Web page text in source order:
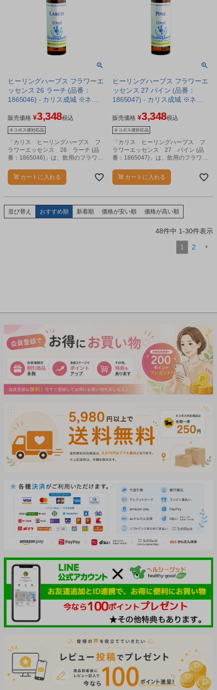
ヒーリングハーブス フラワーエ
ッセンス 26 ラーチ (品番：
1865046) - カリス成城 ※ネコ
販売価格 ¥3,348税込
ネコポス便対応品
「カリス ヒーリングハーブス フ
ラワーエッセンス 26 ラーチ (品
番：1865046)」は、飲用のフラワー
カートに入れる
ヒーリングハーブス フラワーエ
ッセンス 27 パイン (品番：
1865047) - カリス成城 ※ネコ
販売価格 ¥3,348税込
ネコポス便対応品
「カリス ヒーリングハーブス フ
ラワーエッセンス 27 パイン (品
番：1865047)」は、飲用のフラワー
カートに入れる
並び替え おすすめ順 新着順 価格が安い順 価格が高い順
48件中 1-30件表示
1 2